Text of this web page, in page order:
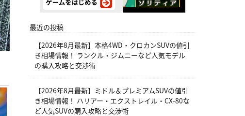
最近の投稿
【2026年8月最新】本格4WD・クロカンSUVの値引
き相場情報！ ランクル・ジムニーなど人気モデル
の購入攻略と交渉術
【2026年8月最新】ミドル＆プレミアムSUVの値引
き相場情報！ ハリアー・エクストレイル・CX-80な
ど人気SUVの購入攻略と交渉術